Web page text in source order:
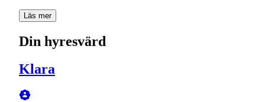
Läs mer
Din hyresvärd
Klara